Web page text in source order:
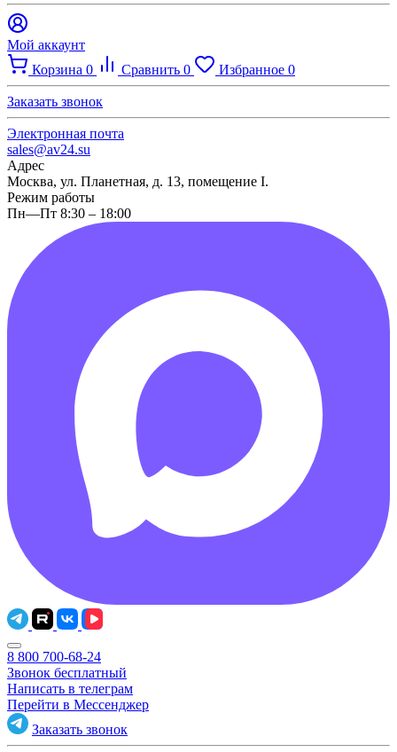
Мой аккаунт
Корзина 0 Сравнить 0 Избранное 0
Заказать звонок
Электронная почта
sales@av24.su
Адрес
Москва, ул. Планетная, д. 13, помещение I.
Режим работы
Пн—Пт 8:30 – 18:00
8 800 700-68-24
Звонок бесплатный
Написать в телеграм
Перейти в Мессенджер
Заказать звонок